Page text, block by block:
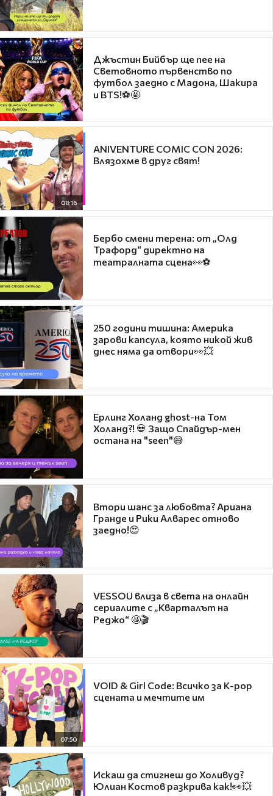
Джъстин Бийбър ще пее на
Световното първенство по
футбол заедно с Мадона, Шакира
и BTS!⚽🤩
08:16
ANIVENTURE COMIC CON 2026:
Влязохме в друг свят!
Бербо смени терена: от „Олд
Трафорд“ директно на
театралната сцена👀⚽
250 години тишина: Америка
зарови капсула, която никой жив
днес няма да отвори👀💥
Ерлинг Холанд ghost-на Том
Холанд?! 💀 Защо Спайдър-мен
остана на "seen"😅
Втори шанс за любовта? Ариана
Гранде и Рики Алварес отново
заедно!😍
VESSOU влиза в света на онлайн
сериалите с „Кварталът на
Реджо“ 🤩🎬
07:50
VOID & Girl Code: Всичко за K-pop
сцената и мечтите им
Искаш да стигнеш до Холивуд?
Юлиан Костов разкрива как!👀💥